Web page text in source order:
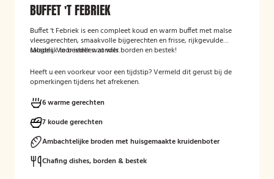
BUFFET 'T FEBRIEK
Buffet ‘t Febriek is een compleet koud en warm buffet met malse
vleesgerechten, smaakvolle bijgerechten en frisse, rijkgevulde
salades. Voor ieder wat wils.
Mogelijk te bestellen zonder borden en bestek!
Heeft u een voorkeur voor een tijdstip? Vermeld dit gerust bij de
opmerkingen tijdens het afrekenen.
6 warme gerechten
7 koude gerechten
Ambachtelijke broden met huisgemaakte kruidenboter
Chafing dishes, borden & bestek